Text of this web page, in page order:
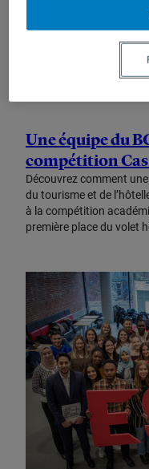
Une équipe du
compétition
Découvrez comment
du tourisme et de
à la compétition
première place du volet